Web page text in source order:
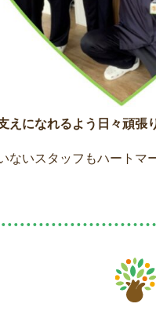
えになれるよう日々頑張
ないスタッフもハートマ